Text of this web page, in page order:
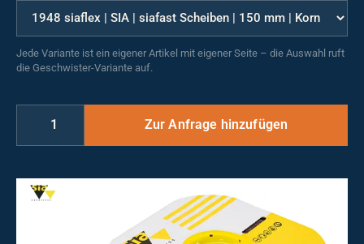
Jede Variante ist ein eigener Artikel mit eigener Seite – die Auswahl ruft
die Geschwister-Variante auf.